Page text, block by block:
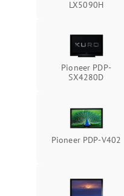
LX5090H
Pioneer PDP-
SX4280D
Pioneer PDP-V402